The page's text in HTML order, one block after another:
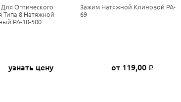
Оптического
Типа 8 Натяжной
PA-10-500
узнать цену
Зажим Натяжной Клиновой PA-
69
от 119,00 Р